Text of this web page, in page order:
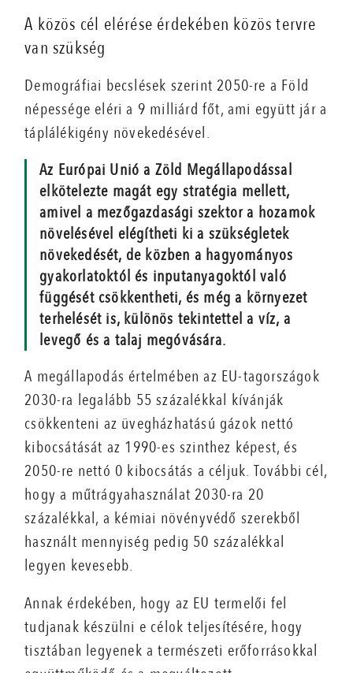
A közös cél elérése érdekében közös tervre
van szükség
Demográfiai becslések szerint 2050-re a Föld
népessége eléri a 9 milliárd főt, ami együtt jár a
táplálékigény növekedésével.
Az Európai Unió a Zöld Megállapodással
elkötelezte magát egy stratégia mellett,
amivel a mezőgazdasági szektor a hozamok
növelésével elégítheti ki a szükségletek
növekedését, de közben a hagyományos
gyakorlatoktól és inputanyagoktól való
függését csökkentheti, és még a környezet
terhelését is, különös tekintettel a víz, a
levegő és a talaj megóvására.
A megállapodás értelmében az EU-tagországok
2030-ra legalább 55 százalékkal kívánják
csökkenteni az üvegházhatású gázok nettó
kibocsátását az 1990-es szinthez képest, és
2050-re nettó 0 kibocsátás a céljuk. További cél,
hogy a műtrágyahasználat 2030-ra 20
százalékkal, a kémiai növényvédő szerekből
használt mennyiség pedig 50 százalékkal
legyen kevesebb.
Annak érdekében, hogy az EU termelői fel
tudjanak készülni e célok teljesítésére, hogy
tisztában legyenek a természeti erőforrásokkal